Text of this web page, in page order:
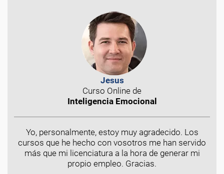
Jesus
Curso Online de
Inteligencia Emocional
Yo, personalmente, estoy muy agradecido. Los
cursos que he hecho con vosotros me han servido
más que mi licenciatura a la hora de generar mi
propio empleo. Gracias.